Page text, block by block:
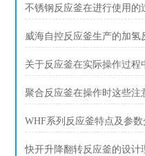
不锈钢反应釜在进行使用的
威海自控反应釜生产的加氢
关于反应釜在实际操作过程
聚合反应釜在操作时这些注
WHF系列反应釜特点及参数
快开升降翻转反应釜的设计